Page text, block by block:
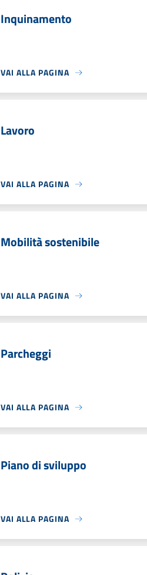
Inquinamento
VAI ALLA PAGINA
Lavoro
VAI ALLA PAGINA
Mobilità sostenibile
VAI ALLA PAGINA
Parcheggi
VAI ALLA PAGINA
Piano di sviluppo
VAI ALLA PAGINA